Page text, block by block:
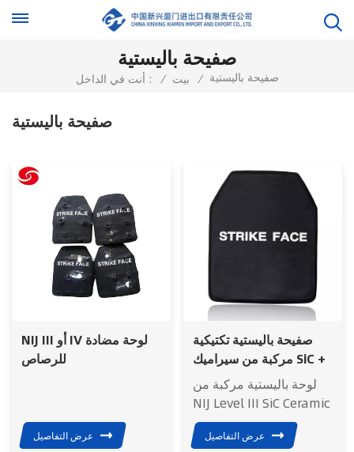
صفيحة باليستية
أنت في الداخل : / بيت / صفيحة باليستية
صفيحة باليستية
NIJ III أو IV لوحة مضادة
للرصاص
عرض التفاصيل
صفيحة باليستية تكتيكية
مركبة من سيراميك SiC +
HPPE من المستوى الثالث
من NIJ
لوحة باليستية مركبة من
NIJ Level III SiC Ceramic
+ HPPE: تقاوم ذخيرة
البندقية السائدة، وخفيفة
عرض التفاصيل